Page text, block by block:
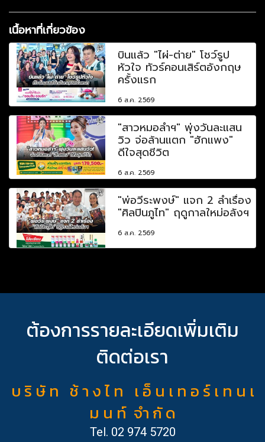
เนื้อหาที่เกี่ยวข้อง
บินแล้ว "ไผ่-ต่าย" โชว์รูป
หัวใจ ทัวร์คอนเสิร์ตอังกฤษ
ครั้งแรก
6 ส.ค. 2569
"สาวหมอลำฯ" พุ่งวันละแสน
วิว จ่อล้านแตก "ฮักแพง"
ดีใจสุดชีวิต
6 ส.ค. 2569
"พ่อวีระพงษ์" แจก 2 ลำเรื่อง
"ศิลปินภูไท" ฤดูกาลใหม่อลังฯ
6 ส.ค. 2569
ต้องการรายละเอียดเพิ่มเติม
ติดต่อเรา
บ ริ ษั ท ช้ า ง ไ ท เ อ็ น เ ท อ ร์ เ ท น เ
ม น ท์ จำ กั ด
Tel. 02 974 5720